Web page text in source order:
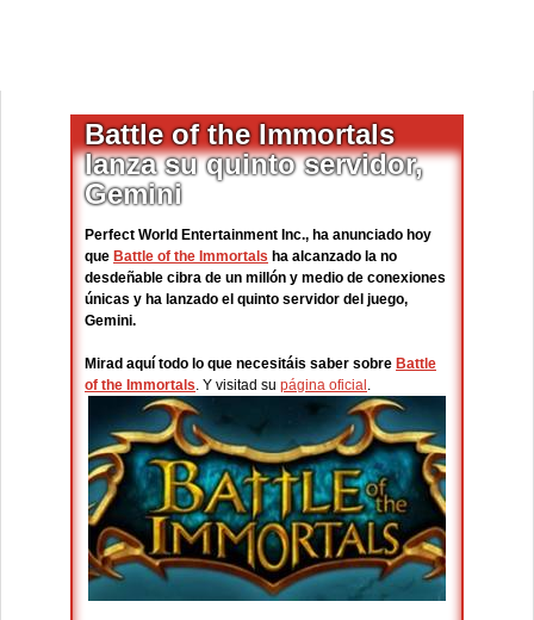
Battle of the Immortals
lanza su quinto servidor,
Gemini
Perfect World Entertainment Inc., ha anunciado hoy
que Battle of the Immortals ha alcanzado la no
desdeñable cibra de un millón y medio de conexiones
únicas y ha lanzado el quinto servidor del juego,
Gemini.
Mirad aquí todo lo que necesitáis saber sobre Battle
of the Immortals. Y visitad su página oficial .